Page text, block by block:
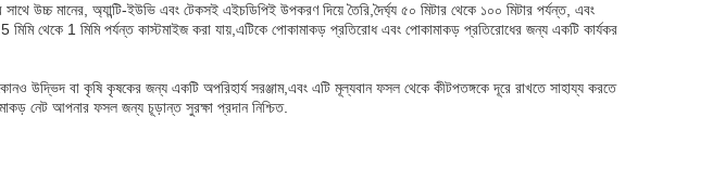
উচ্চ মানের, অ্যান্টি-ইউভি এবং টেকসই এইচডিপিই উপকরণ দিয়ে তৈরি,দৈর্ঘ্য ৫০ মিটার থেকে ১০০ মিটার পর্যন্ত, এবং
1 মিমি পর্যন্ত কাস্টমাইজ করা যায়,এটিকে পোকামাকড় প্রতিরোধ এবং পোকামাকড় প্রতিরোধের জন্য একটি কার্যকর
বা কৃষি কৃষকের জন্য একটি অপরিহার্য সরঞ্জাম,এবং এটি মূল্যবান ফসল থেকে কীটপতঙ্গকে দূরে রাখতে সাহায্য করতে
নেট আপনার ফসল জন্য চূড়ান্ত সুরক্ষা প্রদান নিশ্চিত.